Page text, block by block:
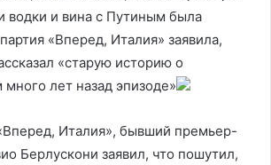
водки и вина с Путиным была
«Вперед, Италия» заявила,
«старую историю о
лет назад эпизоде»
Италия», бывший премьер-
Берлускони заявил, что пошутил,